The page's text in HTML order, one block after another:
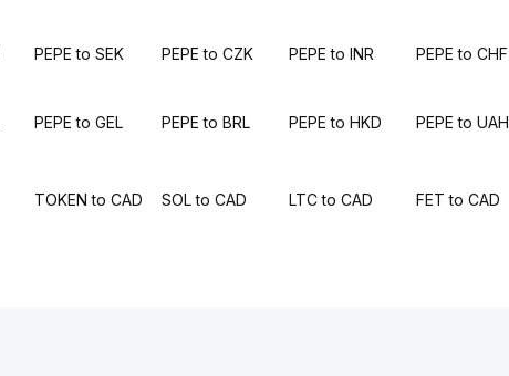
PEPE to SEK PEPE to CZK PEPE to INR PEPE to CHF
PEPE to GEL PEPE to BRL PEPE to HKD PEPE to UAH
TOKEN to CAD SOL to CAD LTC to CAD FET to CAD